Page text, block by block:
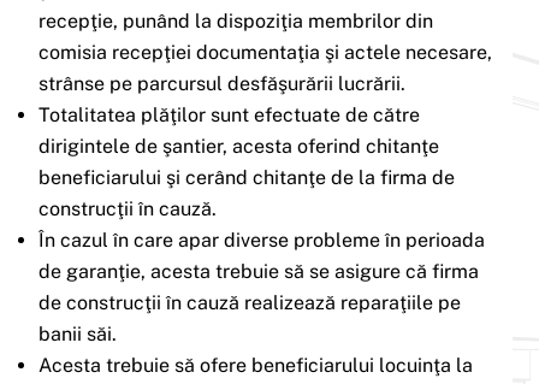
recepţie, punând la dispoziţia membrilor din
comisia recepţiei documentaţia şi actele necesare,
strânse pe parcursul desfăşurării lucrării.
Totalitatea plăţilor sunt efectuate de către
dirigintele de şantier, acesta oferind chitanţe
beneficiarului şi cerând chitanţe de la firma de
construcţii în cauză.
În cazul în care apar diverse probleme în perioada
de garanţie, acesta trebuie să se asigure că firma
de construcţii în cauză realizează reparaţiile pe
banii săi.
Acesta trebuie să ofere beneficiarului locuinţa la